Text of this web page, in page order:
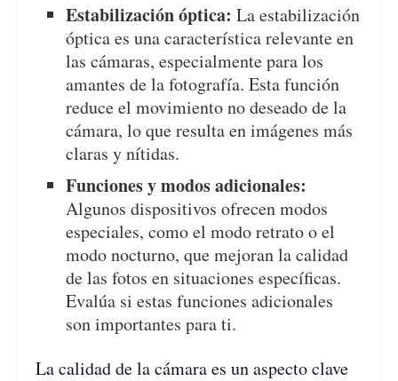
Estabilización óptica: La estabilización
óptica es una característica relevante en
las cámaras, especialmente para los
amantes de la fotografía. Esta función
reduce el movimiento no deseado de la
cámara, lo que resulta en imágenes más
claras y nítidas.
Funciones y modos adicionales:
Algunos dispositivos ofrecen modos
especiales, como el modo retrato o el
modo nocturno, que mejoran la calidad
de las fotos en situaciones específicas.
Evalúa si estas funciones adicionales
son importantes para ti.
La calidad de la cámara es un aspecto clave